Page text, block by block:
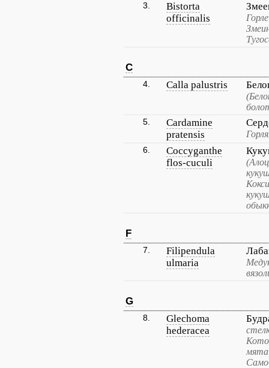
3.
Bistorta
officinalis
C
4. Calla palustris
5.
Cardamine
pratensis
6.
Coccyganthe
flos-cuculi
F
7.
Filipendula
ulmaria
G
8.
Glechoma
hederacea